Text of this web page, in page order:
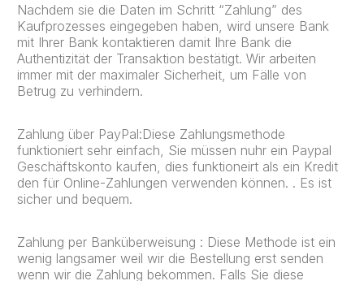
Nachdem sie die Daten im Schritt “Zahlung” des
Kaufprozesses eingegeben haben, wird unsere Bank
mit Ihrer Bank kontaktieren damit Ihre Bank die
Authentizität der Transaktion bestätigt. Wir arbeiten
immer mit der maximaler Sicherheit, um Fälle von
Betrug zu verhindern.
Zahlung über PayPal:Diese Zahlungsmethode
funktioniert sehr einfach, Sie müssen nuhr ein Paypal
Geschäftskonto kaufen, dies funktioneirt als ein Kredit
den für Online-Zahlungen verwenden können. . Es ist
sicher und bequem.
Zahlung per Banküberweisung : Diese Methode ist ein
wenig langsamer weil wir die Bestellung erst senden
wenn wir die Zahlung bekommen. Falls Sie diese